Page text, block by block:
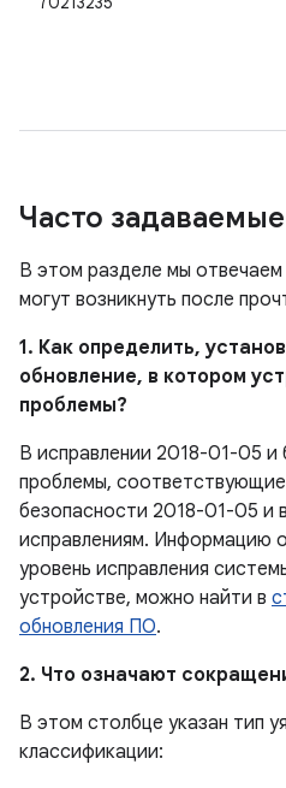
Часто
В этом разделе мы
могут возникнуть после
1. Как определить,
обновление, в котором
проблемы?
В исправлении 2018-01-05 и
проблемы,
безопасности 2018-01-05 и
исправлениям. Информацию
уровень исправления
устройстве, можно найти в
обновления ПО.
2. Что означают
В этом столбце указан тип
классификации: